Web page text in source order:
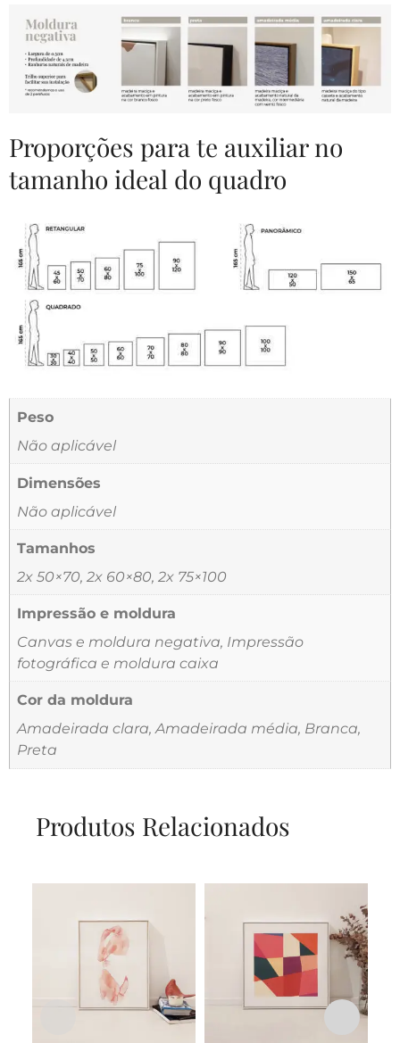
Proporções para te auxiliar no
tamanho ideal do quadro
Peso
Não aplicável
Dimensões
Não aplicável
Tamanhos
2x 50×70, 2x 60×80, 2x 75×100
Impressão e moldura
Canvas e moldura negativa, Impressão
fotográfica e moldura caixa
Cor da moldura
Amadeirada clara, Amadeirada média, Branca,
Preta
Produtos Relacionados